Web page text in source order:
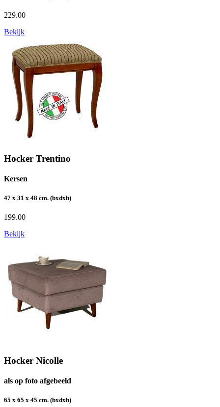
229.00
Bekijk
Hocker Trentino
Kersen
47 x 31 x 48 cm. (bxdxh)
199.00
Bekijk
Hocker Nicolle
als op foto afgebeeld
65 x 65 x 45 cm. (bxdxh)